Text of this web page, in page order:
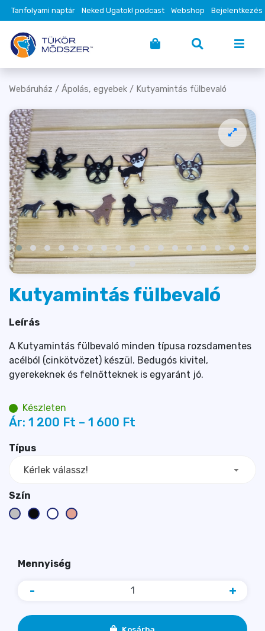
Tanfolyami naptár Neked Ugatok! podcast Webshop Bejelentkezés
Webáruház / Ápolás, egyebek / Kutyamintás fülbevaló
Kutyamintás fülbevaló
Leírás
A Kutyamintás fülbevaló minden típusa rozsdamentes
acélból (cinkötvözet) készül. Bedugós kivitel,
gyerekeknek és felnőtteknek is egyaránt jó.
Készleten
Ár: 1 200 Ft – 1 600 Ft
Típus
Kérlek válassz!
Szín
Mennyiség
- +